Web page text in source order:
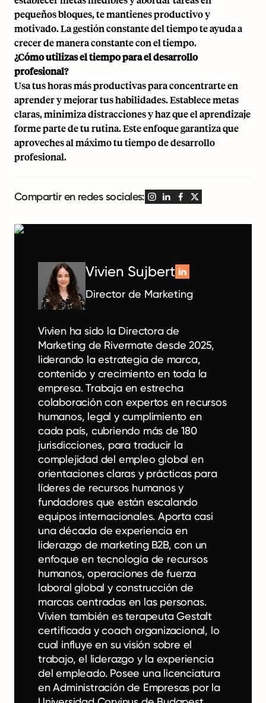
pequeños bloques, te mantienes productivo y
motivado. La gestión constante del tiempo te ayuda a
crecer de manera constante con el tiempo.
¿Cómo utilizas el tiempo para el desarrollo
profesional?
Usa tus horas más productivas para concentrarte en
aprender y mejorar tus habilidades. Establece metas
claras, minimiza distracciones y haz que el aprendizaje
forme parte de tu rutina. Este enfoque garantiza que
aproveches al máximo tu tiempo de desarrollo
profesional.
Compartir en redes sociales:
Vivien Sujbert
Director de Marketing
Vivien ha sido la Directora de
Marketing de Rivermate desde 2025,
liderando la estrategia de marca,
contenido y crecimiento en toda la
empresa. Trabaja en estrecha
colaboración con expertos en recursos
humanos, legal y cumplimiento en
cada país, cubriendo más de 180
jurisdicciones, para traducir la
complejidad del empleo global en
orientaciones claras y prácticas para
líderes de recursos humanos y
fundadores que están escalando
equipos internacionales. Aporta casi
una década de experiencia en
liderazgo de marketing B2B, con un
enfoque en tecnología de recursos
humanos, operaciones de fuerza
laboral global y construcción de
marcas centradas en las personas.
Vivien también es terapeuta Gestalt
certificada y coach organizacional, lo
cual influye en su visión sobre el
trabajo, el liderazgo y la experiencia
del empleado. Posee una licenciatura
en Administración de Empresas por la